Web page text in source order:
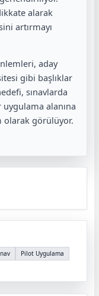
alarak
artırmayı
aday
gibi başlıklar
sınavlarda
alanına
olarak görülüyor.
Pilot Uygulama